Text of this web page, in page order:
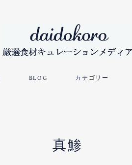
BLOG カテゴリー
真鯵